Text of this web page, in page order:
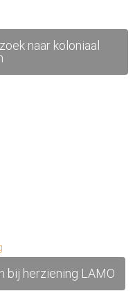
naar koloniaal
bij herziening LAMO